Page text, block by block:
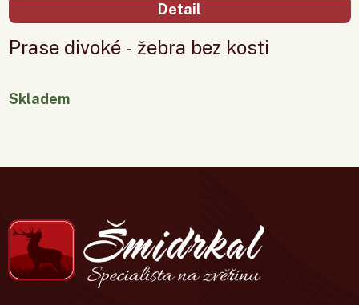
Prase divoké - žebra bez kosti
Skladem
Detail